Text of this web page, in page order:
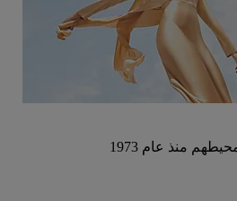
منذ عام 1973